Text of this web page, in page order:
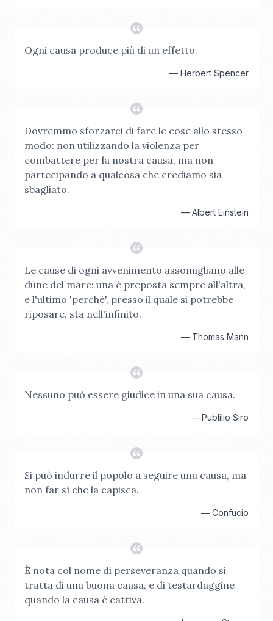
Ogni causa produce più di un effetto.
— Herbert Spencer
Dovremmo sforzarci di fare le cose allo stesso
modo: non utilizzando la violenza per
combattere per la nostra causa, ma non
partecipando a qualcosa che crediamo sia
sbagliato.
— Albert Einstein
Le cause di ogni avvenimento assomigliano alle
dune del mare: una è preposta sempre all'altra,
e l'ultimo 'perché', presso il quale si potrebbe
riposare, sta nell'infinito.
— Thomas Mann
Nessuno può essere giudice in una sua causa.
— Publilio Siro
Si può indurre il popolo a seguire una causa, ma
non far sì che la capisca.
— Confucio
È nota col nome di perseveranza quando si
tratta di una buona causa, e di testardaggine
quando la causa è cattiva.